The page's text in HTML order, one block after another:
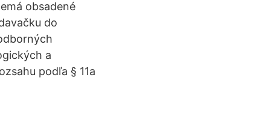
obsadené
do
a
podľa § 11a